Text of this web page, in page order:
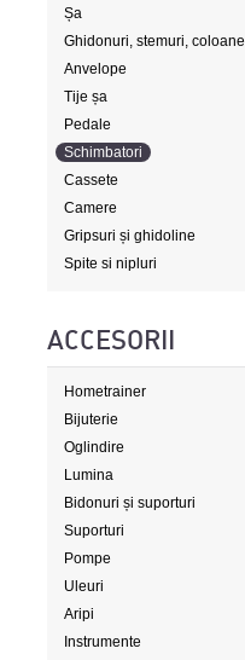
Șa
Ghidonuri, stemuri, coloane
de direcție
Anvelope
Tije șa
Pedale
Schimbatori
Cassete
Camere
Gripsuri și ghidoline
Spite si nipluri
ACCESORII
Hometrainer
Bijuterie
Oglindire
Lumina
Bidonuri și suporturi
Suporturi
Pompe
Uleuri
Aripi
Instrumente